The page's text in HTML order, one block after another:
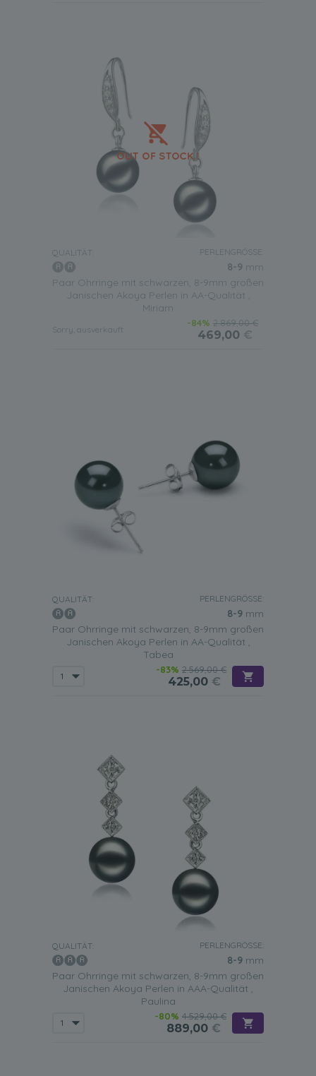
QUALITÄT: PERLENGRÖSSE:
8-9 mm
Paar Ohrringe mit schwarzen, 8-9mm großen
Janischen Akoya Perlen in AA-Qualität ,
Miriam
Sorry, ausverkauft
-84% 2.869,00 €
469,00 €
QUALITÄT: PERLENGRÖSSE:
8-9 mm
Paar Ohrringe mit schwarzen, 8-9mm großen
Janischen Akoya Perlen in AA-Qualität ,
Tabea
-83% 2.569,00 €
425,00 €
QUALITÄT: PERLENGRÖSSE:
8-9 mm
Paar Ohrringe mit schwarzen, 8-9mm großen
Janischen Akoya Perlen in AAA-Qualität ,
Paulina
-80% 4.529,00 €
889,00 €